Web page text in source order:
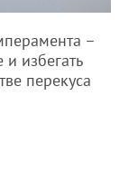
–
и избегать
перекуса